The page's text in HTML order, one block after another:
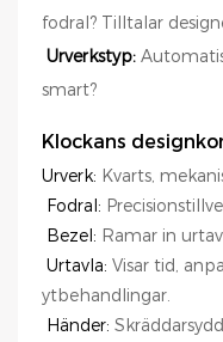
fodral? Tilltalar
Urverkstyp:
smart?
Klockans
Urverk: Kvarts,
Fodral:
Bezel: Ramar in
Urtavla: Visar tid,
ytbehandlingar.
Händer: